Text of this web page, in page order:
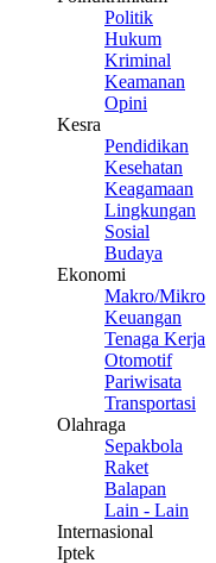
Politik
Hukum
Kriminal
Keamanan
Opini
Kesra
Pendidikan
Kesehatan
Keagamaan
Lingkungan
Sosial
Budaya
Ekonomi
Makro/Mikro
Keuangan
Tenaga Kerja
Otomotif
Pariwisata
Transportasi
Olahraga
Sepakbola
Raket
Balapan
Lain - Lain
Internasional
Iptek